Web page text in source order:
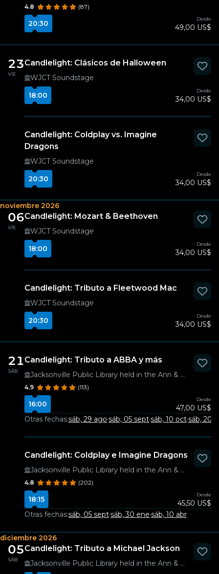
4.8 (87)
20:30
Desde
49,00 US$
23
VIE
Candlelight: Clásicos de Halloween
WJCT Soundstage
18:00
Desde
34,00 US$
Candlelight: Coldplay vs. Imagine
Dragons
WJCT Soundstage
20:30
Desde
34,00 US$
noviembre 2026
06
VIE
Candlelight: Mozart & Beethoven
WJCT Soundstage
18:00
Desde
34,00 US$
Candlelight: Tributo a Fleetwood Mac
WJCT Soundstage
20:30
Desde
34,00 US$
21
SÁB
Candlelight: Tributo a ABBA y más
Jacksonville Public Library held in the Ann & David Hicks Auditorium
4.9 (113)
16:00
Desde
47,00 US$
Otras fechas:sáb, 29 ago·sáb, 05 sept·sáb, 10 oct·sáb, 20
Candlelight: Coldplay e Imagine Dragons
Jacksonville Public Library held in the Ann & David Hicks Auditorium
4.8 (202)
18:15
Desde
45,50 US$
Otras fechas:sáb, 05 sept·sáb, 30 ene·sáb, 10 abr
diciembre 2026
05
SÁB
Candlelight: Tributo a Michael Jackson
Jacksonville Public Library held in the Ann & David Hicks Auditorium